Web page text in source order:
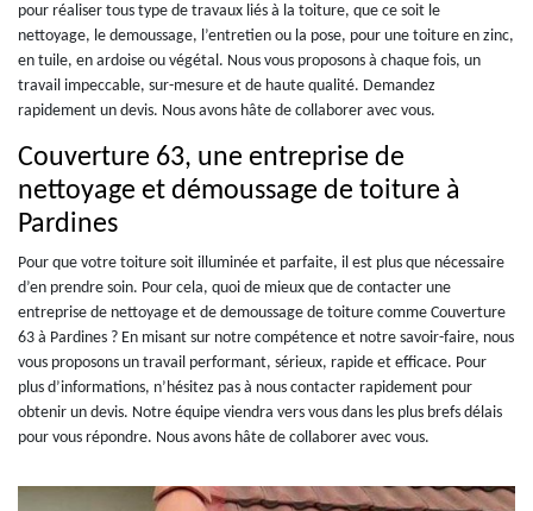
pour réaliser tous type de travaux liés à la toiture, que ce soit le
nettoyage, le demoussage, l’entretien ou la pose, pour une toiture en zinc,
en tuile, en ardoise ou végétal. Nous vous proposons à chaque fois, un
travail impeccable, sur-mesure et de haute qualité. Demandez
rapidement un devis. Nous avons hâte de collaborer avec vous.
Couverture 63, une entreprise de
nettoyage et démoussage de toiture à
Pardines
Pour que votre toiture soit illuminée et parfaite, il est plus que nécessaire
d’en prendre soin. Pour cela, quoi de mieux que de contacter une
entreprise de nettoyage et de demoussage de toiture comme Couverture
63 à Pardines ? En misant sur notre compétence et notre savoir-faire, nous
vous proposons un travail performant, sérieux, rapide et efficace. Pour
plus d’informations, n’hésitez pas à nous contacter rapidement pour
obtenir un devis. Notre équipe viendra vers vous dans les plus brefs délais
pour vous répondre. Nous avons hâte de collaborer avec vous.